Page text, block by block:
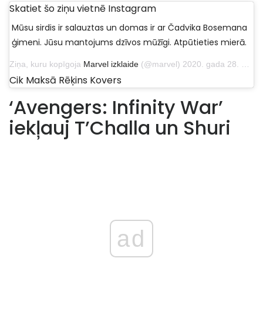
Skatiet šo ziņu vietnē Instagram
Mūsu sirdis ir salauztas un domas ir ar Čadvika Bosemana
ģimeni. Jūsu mantojums dzīvos mūžīgi. Atpūtieties mierā.
Ziņa, kuru kopīgoja Marvel izklaide (@marvel) 2020. gada 28. augustā plkst. 20.08 PDT
Cik Maksā Rēķins Kovers
‘Avengers: Infinity War’
iekļauj T’Challa un Shuri
ad